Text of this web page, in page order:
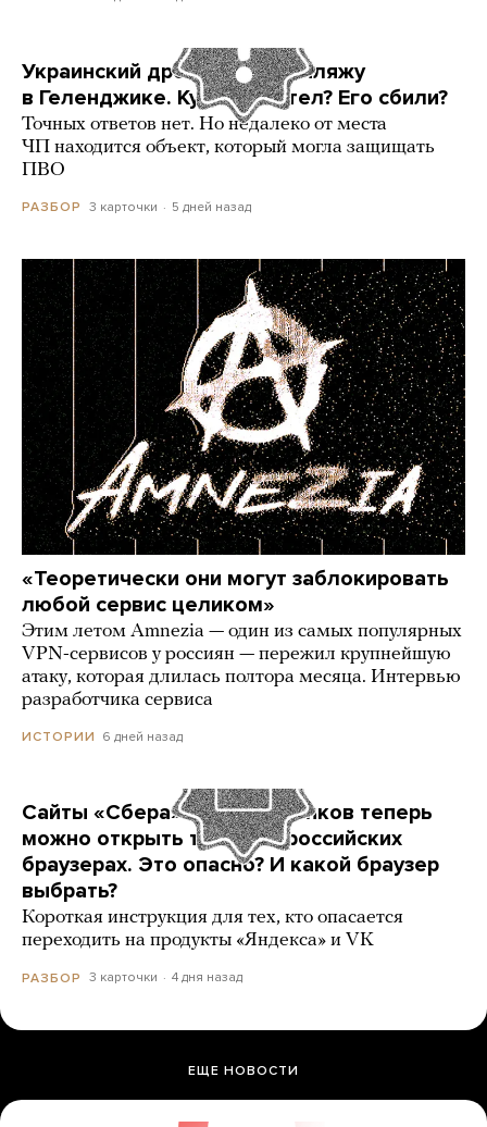
Украинский дрон попал по пляжу
в Геленджике. Куда он летел? Его сбили?
Точных ответов нет. Но недалеко от места
ЧП находится объект, который могла защищать
ПВО
РАЗБОР 3 карточки 5 дней назад
«Теоретически они могут заблокировать
любой сервис целиком»
Этим летом Amnezia — один из самых популярных
VPN-сервисов у россиян — пережил крупнейшую
атаку, которая длилась полтора месяца. Интервью
разработчика сервиса
ИСТОРИИ 6 дней назад
Сайты «Сбера» и других банков теперь
можно открыть только в российских
браузерах. Это опасно? И какой браузер
выбрать?
Короткая инструкция для тех, кто опасается
переходить на продукты «Яндекса» и VK
РАЗБОР 3 карточки 4 дня назад
ЕЩЕ НОВОСТИ